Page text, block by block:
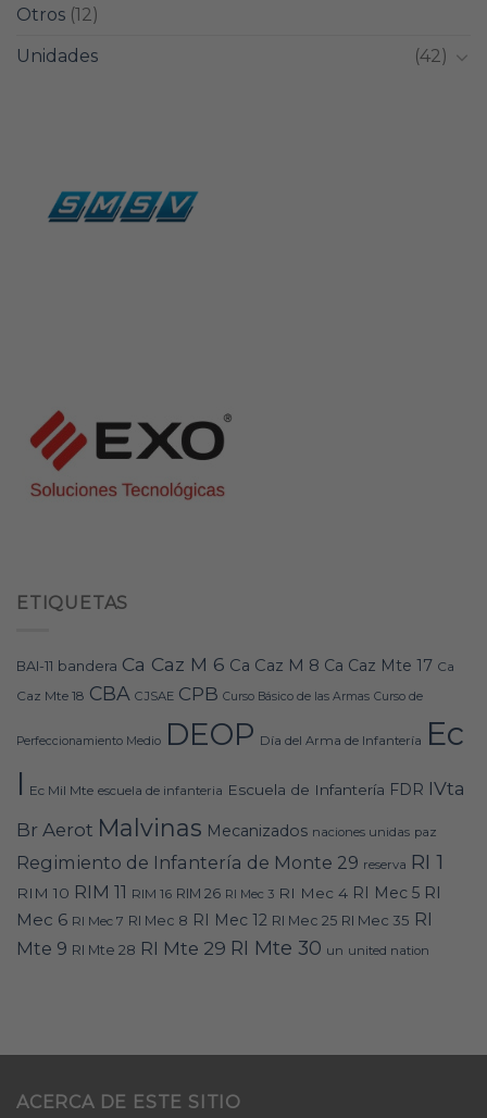
Otros (12)
Unidades
(42)
ETIQUETAS
BAI-11 bandera Ca Caz M 6 Ca Caz M 8 Ca Caz Mte 17 Ca
Caz Mte 18 CBA CJSAE CPB Curso Básico de las Armas Curso de
Perfeccionamiento Medio DEOP Día del Arma de Infantería Ec
I Ec Mil Mte escuela de infanteria Escuela de Infantería FDR IVta
Br Aerot Malvinas Mecanizados naciones unidas paz
Regimiento de Infantería de Monte 29 reserva RI 1
RIM 10 RIM 11 RIM 16 RIM 26 RI Mec 3 RI Mec 4 RI Mec 5 RI
Mec 6 RI Mec 7 RI Mec 8 RI Mec 12 RI Mec 25 RI Mec 35 RI
Mte 9 RI Mte 28 RI Mte 29 RI Mte 30 un united nation
ACERCA DE ESTE SITIO